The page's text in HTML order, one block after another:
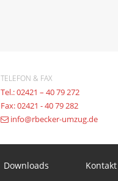
TELEFON & FAX
Tel.: 02421 – 40 79 272
Fax: 02421 - 40 79 282
info@rbecker-umzug.de
Downloads Kontakt